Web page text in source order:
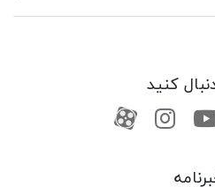
کنید
کانال آپارات
کانال آپارات